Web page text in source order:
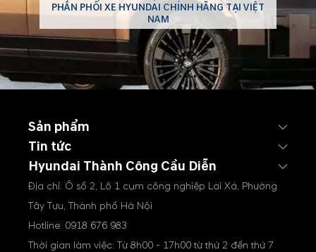
PHÂN PHỐI XE HYUNDAI CHÍNH HÃNG TẠI VIỆT
NAM
Sản phẩm
Tin tức
Hyundai Thành Công Cầu Diễn
Địa chỉ: Ô số 2, Lô 1 cụm công nghiệp Lai Xá, Phường
Tây Tựu, Thành phố Hà Nội
Hotline: 0918 676 983
Thời gian làm việc: Từ 8h00 - 17h00 từ thứ 2 đến thứ 7